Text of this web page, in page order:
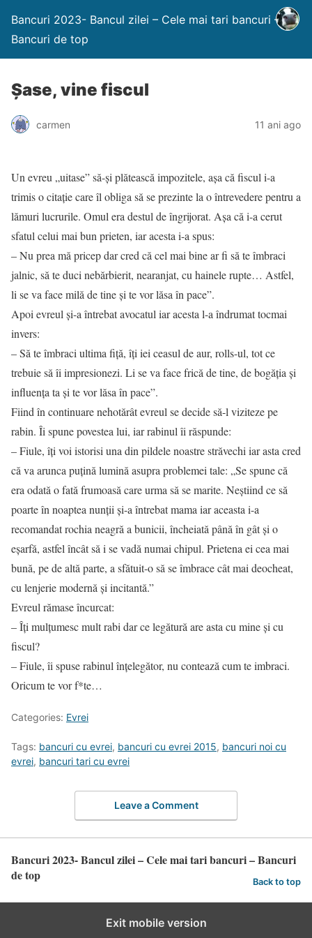
Bancuri 2023- Bancul zilei – Cele mai tari bancuri –
Bancuri de top
Şase, vine fiscul
carmen 11 ani ago
Un evreu „uitase” să-şi plătească impozitele, aşa că fiscul i-a
trimis o citaţie care îl obliga să se prezinte la o întrevedere pentru a
lămuri lucrurile. Omul era destul de îngrijorat. Aşa că i-a cerut
sfatul celui mai bun prieten, iar acesta i-a spus:
– Nu prea mă pricep dar cred că cel mai bine ar fi să te îmbraci
jalnic, să te duci nebărbierit, nearanjat, cu hainele rupte… Astfel,
li se va face milă de tine şi te vor lăsa în pace”.
Apoi evreul şi-a întrebat avocatul iar acesta l-a îndrumat tocmai
invers:
– Să te îmbraci ultima fiţă, îţi iei ceasul de aur, rolls-ul, tot ce
trebuie să îi impresionezi. Li se va face frică de tine, de bogăţia şi
influenţa ta şi te vor lăsa în pace”.
Fiind în continuare nehotărât evreul se decide să-l viziteze pe
rabin. Îi spune povestea lui, iar rabinul îi răspunde:
– Fiule, îţi voi istorisi una din pildele noastre străvechi iar asta cred
că va arunca puţină lumină asupra problemei tale: „Se spune că
era odată o fată frumoasă care urma să se marite. Neştiind ce să
poarte în noaptea nunţii şi-a întrebat mama iar aceasta i-a
recomandat rochia neagră a bunicii, încheiată până în gât şi o
eşarfă, astfel încât să i se vadă numai chipul. Prietena ei cea mai
bună, pe de altă parte, a sfătuit-o să se îmbrace cât mai deocheat,
cu lenjerie modernă şi incitantă.”
Evreul rămase încurcat:
– Îţi mulţumesc mult rabi dar ce legătură are asta cu mine şi cu
fiscul?
– Fiule, îi spuse rabinul înţelegător, nu contează cum te imbraci.
Oricum te vor f*te…
Categories: Evrei
Tags: bancuri cu evrei, bancuri cu evrei 2015, bancuri noi cu
evrei, bancuri tari cu evrei
Leave a Comment
Bancuri 2023- Bancul zilei – Cele mai tari bancuri – Bancuri
de top
Back to top
Exit mobile version